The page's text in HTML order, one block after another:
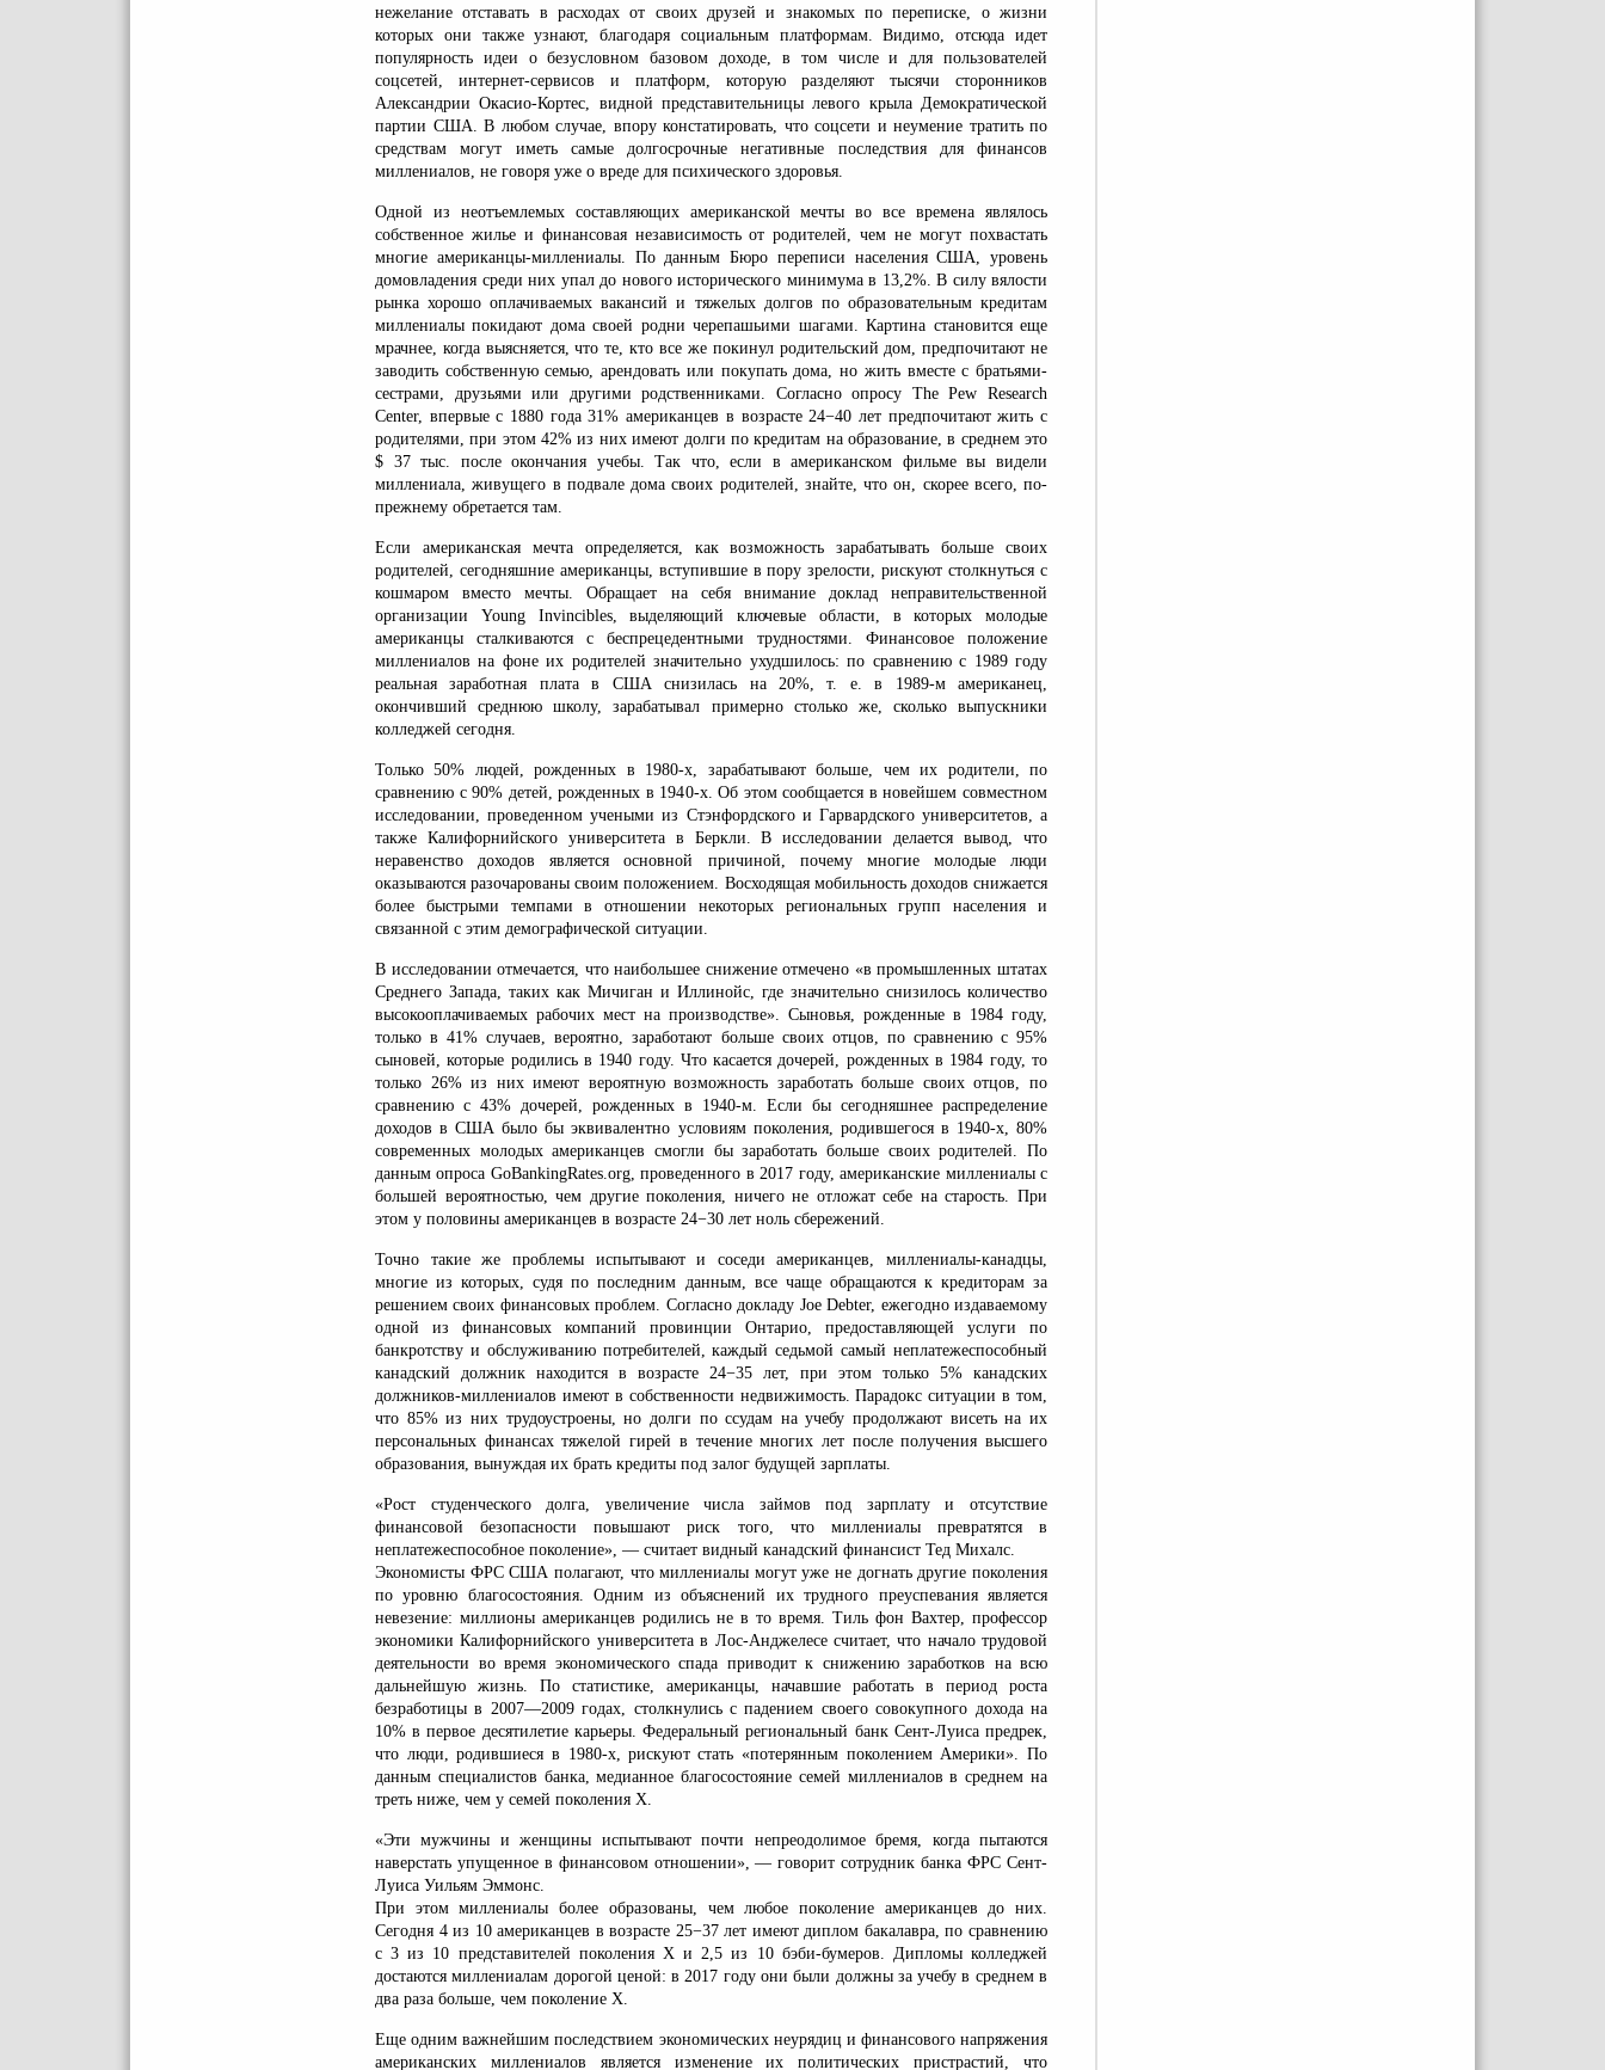
нежелание отставать в расходах от своих друзей и знакомых по переписке, о жизни
которых они также узнают, благодаря социальным платформам. Видимо, отсюда идет
популярность идеи о безусловном базовом доходе, в том числе и для пользователей
соцсетей, интернет-сервисов и платформ, которую разделяют тысячи сторонников
Александрии Окасио-Кортес, видной представительницы левого крыла Демократической
партии США. В любом случае, впору констатировать, что соцсети и неумение тратить по
средствам могут иметь самые долгосрочные негативные последствия для финансов
миллениалов, не говоря уже о вреде для психического здоровья.
Одной из неотъемлемых составляющих американской мечты во все времена являлось
собственное жилье и финансовая независимость от родителей, чем не могут похвастать
многие американцы-миллениалы. По данным Бюро переписи населения США, уровень
домовладения среди них упал до нового исторического минимума в 13,2%. В силу вялости
рынка хорошо оплачиваемых вакансий и тяжелых долгов по образовательным кредитам
миллениалы покидают дома своей родни черепашьими шагами. Картина становится еще
мрачнее, когда выясняется, что те, кто все же покинул родительский дом, предпочитают не
заводить собственную семью, арендовать или покупать дома, но жить вместе с братьями-
сестрами, друзьями или другими родственниками. Согласно опросу The Pew Research
Center, впервые с 1880 года 31% американцев в возрасте 24−40 лет предпочитают жить с
родителями, при этом 42% из них имеют долги по кредитам на образование, в среднем это
$ 37 тыс. после окончания учебы. Так что, если в американском фильме вы видели
миллениала, живущего в подвале дома своих родителей, знайте, что он, скорее всего, по-
прежнему обретается там.
Если американская мечта определяется, как возможность зарабатывать больше своих
родителей, сегодняшние американцы, вступившие в пору зрелости, рискуют столкнуться с
кошмаром вместо мечты. Обращает на себя внимание доклад неправительственной
организации Young Invincibles, выделяющий ключевые области, в которых молодые
американцы сталкиваются с беспрецедентными трудностями. Финансовое положение
миллениалов на фоне их родителей значительно ухудшилось: по сравнению с 1989 году
реальная заработная плата в США снизилась на 20%, т. е. в 1989-м американец,
окончивший среднюю школу, зарабатывал примерно столько же, сколько выпускники
колледжей сегодня.
Только 50% людей, рожденных в 1980-х, зарабатывают больше, чем их родители, по
сравнению с 90% детей, рожденных в 1940-х. Об этом сообщается в новейшем совместном
исследовании, проведенном учеными из Стэнфордского и Гарвардского университетов, а
также Калифорнийского университета в Беркли. В исследовании делается вывод, что
неравенство доходов является основной причиной, почему многие молодые люди
оказываются разочарованы своим положением. Восходящая мобильность доходов снижается
более быстрыми темпами в отношении некоторых региональных групп населения и
связанной с этим демографической ситуации.
В исследовании отмечается, что наибольшее снижение отмечено «в промышленных штатах
Среднего Запада, таких как Мичиган и Иллинойс, где значительно снизилось количество
высокооплачиваемых рабочих мест на производстве». Сыновья, рожденные в 1984 году,
только в 41% случаев, вероятно, заработают больше своих отцов, по сравнению с 95%
сыновей, которые родились в 1940 году. Что касается дочерей, рожденных в 1984 году, то
только 26% из них имеют вероятную возможность заработать больше своих отцов, по
сравнению с 43% дочерей, рожденных в 1940-м. Если бы сегодняшнее распределение
доходов в США было бы эквивалентно условиям поколения, родившегося в 1940-х, 80%
современных молодых американцев смогли бы заработать больше своих родителей. По
данным опроса GoBankingRates.org, проведенного в 2017 году, американские миллениалы с
большей вероятностью, чем другие поколения, ничего не отложат себе на старость. При
этом у половины американцев в возрасте 24−30 лет ноль сбережений.
Точно такие же проблемы испытывают и соседи американцев, миллениалы-канадцы,
многие из которых, судя по последним данным, все чаще обращаются к кредиторам за
решением своих финансовых проблем. Согласно докладу Joe Debter, ежегодно издаваемому
одной из финансовых компаний провинции Онтарио, предоставляющей услуги по
банкротству и обслуживанию потребителей, каждый седьмой самый неплатежеспособный
канадский должник находится в возрасте 24−35 лет, при этом только 5% канадских
должников-миллениалов имеют в собственности недвижимость. Парадокс ситуации в том,
что 85% из них трудоустроены, но долги по ссудам на учебу продолжают висеть на их
персональных финансах тяжелой гирей в течение многих лет после получения высшего
образования, вынуждая их брать кредиты под залог будущей зарплаты.
«Рост студенческого долга, увеличение числа займов под зарплату и отсутствие
финансовой безопасности повышают риск того, что миллениалы превратятся в
неплатежеспособное поколение», — считает видный канадский финансист Тед Михалс.
Экономисты ФРС США полагают, что миллениалы могут уже не догнать другие поколения
по уровню благосостояния. Одним из объяснений их трудного преуспевания является
невезение: миллионы американцев родились не в то время. Тиль фон Вахтер, профессор
экономики Калифорнийского университета в Лос-Анджелесе считает, что начало трудовой
деятельности во время экономического спада приводит к снижению заработков на всю
дальнейшую жизнь. По статистике, американцы, начавшие работать в период роста
безработицы в 2007—2009 годах, столкнулись с падением своего совокупного дохода на
10% в первое десятилетие карьеры. Федеральный региональный банк Сент-Луиса предрек,
что люди, родившиеся в 1980-х, рискуют стать «потерянным поколением Америки». По
данным специалистов банка, медианное благосостояние семей миллениалов в среднем на
треть ниже, чем у семей поколения X.
«Эти мужчины и женщины испытывают почти непреодолимое бремя, когда пытаются
наверстать упущенное в финансовом отношении», — говорит сотрудник банка ФРС Сент-
Луиса Уильям Эммонс.
При этом миллениалы более образованы, чем любое поколение американцев до них.
Сегодня 4 из 10 американцев в возрасте 25−37 лет имеют диплом бакалавра, по сравнению
с 3 из 10 представителей поколения Х и 2,5 из 10 бэби-бумеров. Дипломы колледжей
достаются миллениалам дорогой ценой: в 2017 году они были должны за учебу в среднем в
два раза больше, чем поколение Х.
Еще одним важнейшим последствием экономических неурядиц и финансового напряжения
американских миллениалов является изменение их политических пристрастий, что